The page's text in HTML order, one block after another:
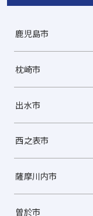
鹿児島市
枕崎市
出水市
西之表市
薩摩川内市
曽於市